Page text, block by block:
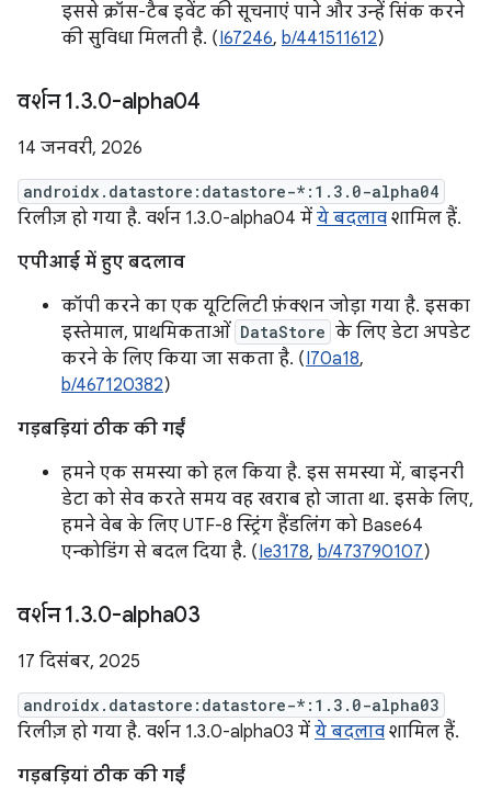
इससे क्रॉस-टैब इवेंट की सूचनाएं पाने और उन्हें सिंक करने
की सुविधा मिलती है. (I67246, b/441511612)
वर्शन 1.3.0-alpha04
14 जनवरी, 2026
androidx.datastore:datastore-*:1.3.0-alpha04
रिलीज़ हो गया है. वर्शन 1.3.0-alpha04 में ये बदलाव शामिल हैं.
एपीआई में हुए बदलाव
कॉपी करने का एक यूटिलिटी फ़ंक्शन जोड़ा गया है. इसका
इस्तेमाल, प्राथमिकताओं DataStore के लिए डेटा अपडेट
करने के लिए किया जा सकता है. (I70a18,
b/467120382)
गड़बड़ियां ठीक की गईं
हमने एक समस्या को हल किया है. इस समस्या में, बाइनरी
डेटा को सेव करते समय वह खराब हो जाता था. इसके लिए,
हमने वेब के लिए UTF-8 स्ट्रिंग हैंडलिंग को Base64
एन्कोडिंग से बदल दिया है. (Ie3178, b/473790107)
वर्शन 1.3.0-alpha03
17 दिसंबर, 2025
androidx.datastore:datastore-*:1.3.0-alpha03
रिलीज़ हो गया है. वर्शन 1.3.0-alpha03 में ये बदलाव शामिल हैं.
गड़बड़ियां ठीक की गईं